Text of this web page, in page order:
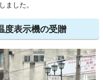
ました。
表示機の受贈